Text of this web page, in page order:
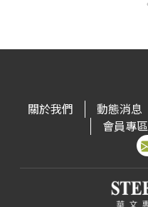
關於我們 動態消息
會員專區